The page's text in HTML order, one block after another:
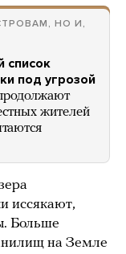
НО И,
список
под угрозой
жителей
иссякают,
Больше
на Земле